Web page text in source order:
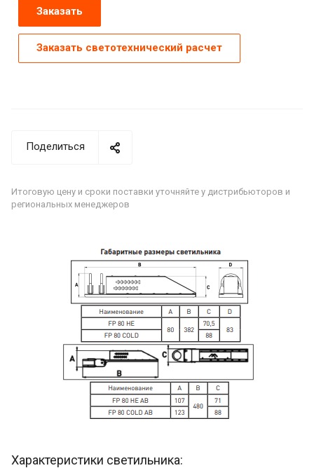
Заказать
Заказать светотехнический расчет
Поделиться
Итоговую цену и сроки поставки уточняйте у дистрибьюторов и
региональных менеджеров
Характеристики светильника: